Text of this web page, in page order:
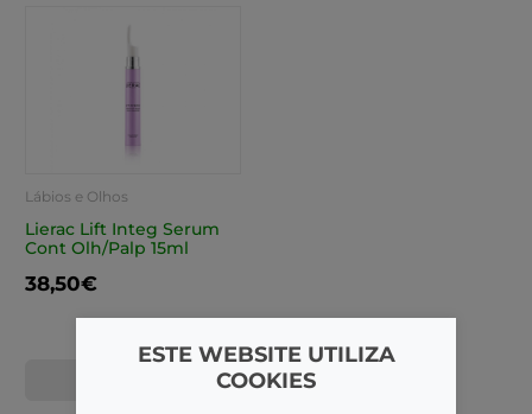
Lábios e Olhos
Lierac Lift Integ Serum
Cont Olh/Palp 15ml
38,50€
ESTE WEBSITE UTILIZA
COOKIES